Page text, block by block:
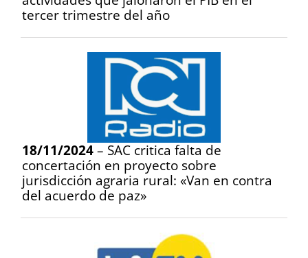
tercer trimestre del año
18/11/2024 – SAC critica falta de
concertación en proyecto sobre
jurisdicción agraria rural: «Van en contra
del acuerdo de paz»